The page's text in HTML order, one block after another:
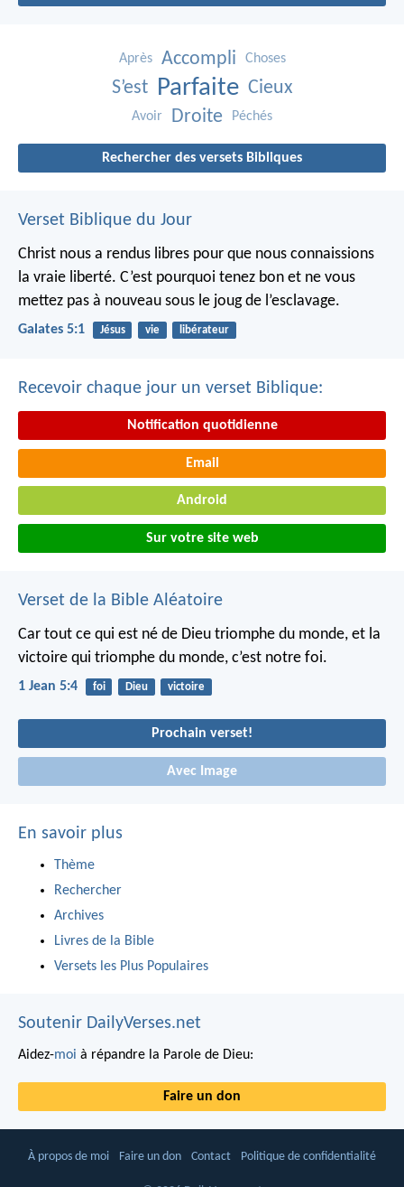
Après Accompli Choses
S’est Parfaite Cieux
Avoir Droite Péchés
Rechercher des versets Bibliques
Verset Biblique du Jour
Christ nous a rendus libres pour que nous connaissions
la vraie liberté. C’est pourquoi tenez bon et ne vous
mettez pas à nouveau sous le joug de l’esclavage.
Galates 5:1 Jésus vie libérateur
Recevoir chaque jour un verset Biblique:
Notification quotidienne
Email
Android
Sur votre site web
Verset de la Bible Aléatoire
Car tout ce qui est né de Dieu triomphe du monde, et la
victoire qui triomphe du monde, c’est notre foi.
1 Jean 5:4 foi Dieu victoire
Prochain verset!
Avec Image
En savoir plus
Thème
Rechercher
Archives
Livres de la Bible
Versets les Plus Populaires
Soutenir DailyVerses.net
Aidez-moi à répandre la Parole de Dieu:
Faire un don
À propos de moi Faire un don Contact Politique de confidentialité